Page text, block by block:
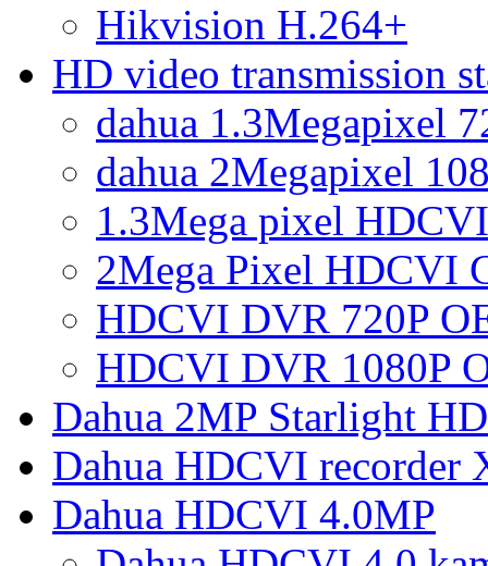
Hikvision H.264+
HD video transmission
dahua 1.3Megapixel
dahua 2Megapixel
1.3Mega pixel
2Mega Pixel HDCVI
HDCVI DVR 720P
HDCVI DVR 1080P
Dahua 2MP Starlight
Dahua HDCVI recorder
Dahua HDCVI 4.0MP